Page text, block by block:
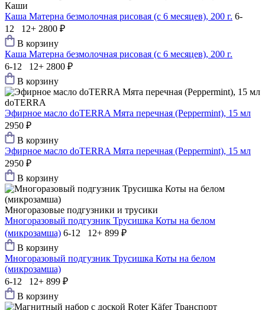
Каши
Каша Матерна безмолочная рисовая (с 6 месяцев), 200 г. 6-
12 12+ 2800 ₽
В корзину
Каша Матерна безмолочная рисовая (с 6 месяцев), 200 г.
6-12 12+ 2800 ₽
В корзину
doTERRA
Эфирное масло doTERRA Мята перечная (Peppermint), 15 мл
2950 ₽
В корзину
Эфирное масло doTERRA Мята перечная (Peppermint), 15 мл
2950 ₽
В корзину
Многоразовые подгузники и трусики
Многоразовый подгузник Трусишка Коты на белом
(микрозамша) 6-12 12+ 899 ₽
В корзину
Многоразовый подгузник Трусишка Коты на белом
(микрозамша)
6-12 12+ 899 ₽
В корзину